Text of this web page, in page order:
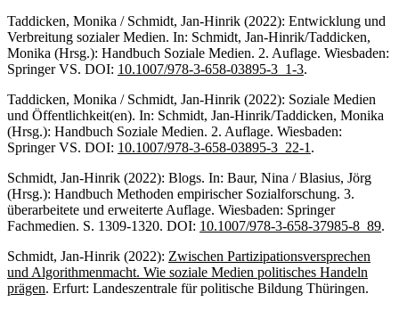
Taddicken, Monika / Schmidt, Jan-Hinrik (2022): Entwicklung und
Verbreitung sozialer Medien. In: Schmidt, Jan-Hinrik/Taddicken,
Monika (Hrsg.): Handbuch Soziale Medien. 2. Auflage. Wiesbaden:
Springer VS. DOI: 10.1007/978-3-658-03895-3_1-3.
Taddicken, Monika / Schmidt, Jan-Hinrik (2022): Soziale Medien
und Öffentlichkeit(en). In: Schmidt, Jan-Hinrik/Taddicken, Monika
(Hrsg.): Handbuch Soziale Medien. 2. Auflage. Wiesbaden:
Springer VS. DOI: 10.1007/978-3-658-03895-3_22-1 .
Schmidt, Jan-Hinrik (2022): Blogs. In: Baur, Nina / Blasius, Jörg
(Hrsg.): Handbuch Methoden empirischer Sozialforschung. 3.
überarbeitete und erweiterte Auflage. Wiesbaden: Springer
Fachmedien. S. 1309-1320. DOI: 10.1007/978-3-658-37985-8_89.
Schmidt, Jan-Hinrik (2022): Zwischen Partizipationsversprechen
und Algorithmenmacht. Wie soziale Medien politisches Handeln
prägen. Erfurt: Landeszentrale für politische Bildung Thüringen.